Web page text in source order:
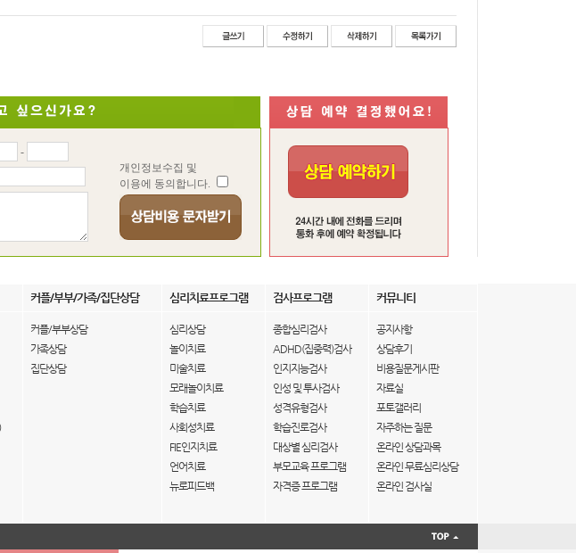
-
개인정보수집 및
이용에 동의합니다.
커플/부부/가족/집단상담 심리치료프로그램 검사프로그램 커뮤니티
커플/부부상담
가족상담
집단상담
심리상담
놀이치료
미술치료
모래놀이치료
학습치료
사회성치료
FIE인지치료
언어치료
뉴로피드백
종합심리검사
ADHD(집중력)검사
인지지능검사
인성 및 투사검사
성격유형검사
학습진로검사
대상별 심리검사
부모교육 프로그램
자격증 프로그램
공지사항
상담후기
비용질문게시판
자료실
포토갤러리
자주하는 질문
온라인 상담과목
온라인 무료심리상담
온라인 검사실